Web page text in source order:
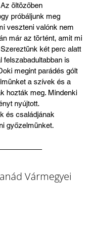
öltözőben
próbáljunk meg
veszteni valónk nem
már az történt, amit mi
két perc alatt
felszabadultabban is
megint parádés gólt
a szívek és a
hozták meg. Mindenki
nyújtott.
és családjának
győzelmünket.
Vármegyei